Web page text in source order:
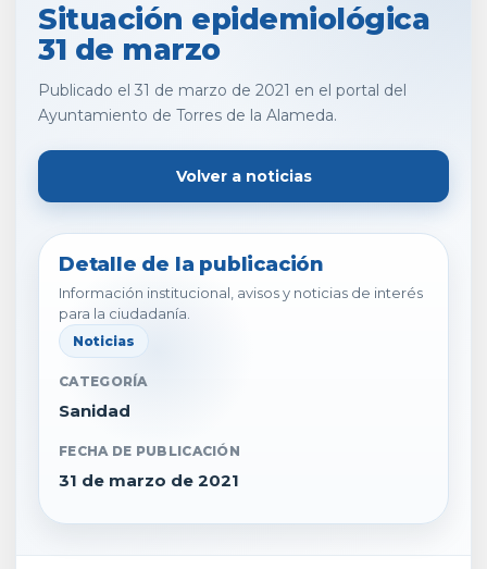
Situación epidemiológica
31 de marzo
Publicado el 31 de marzo de 2021 en el portal del
Ayuntamiento de Torres de la Alameda.
Volver a noticias
Detalle de la publicación
Información institucional, avisos y noticias de interés
para la ciudadanía.
Noticias
CATEGORÍA
Sanidad
FECHA DE PUBLICACIÓN
31 de marzo de 2021